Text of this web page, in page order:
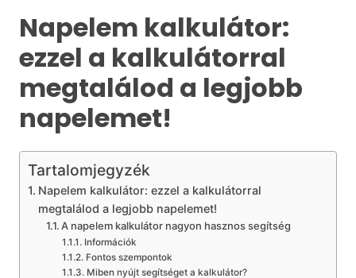
Napelem kalkulátor:
ezzel a kalkulátorral
megtalálod a legjobb
napelemet!
Tartalomjegyzék
Napelem kalkulátor: ezzel a kalkulátorral
megtalálod a legjobb napelemet!
A napelem kalkulátor nagyon hasznos segítség
Információk
Fontos szempontok
Miben nyújt segítséget a kalkulátor?